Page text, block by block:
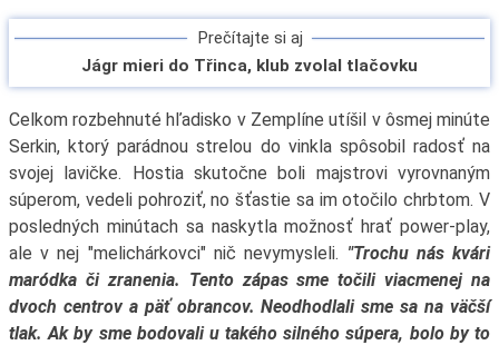
Prečítajte si aj
Jágr mieri do Třinca, klub zvolal tlačovku
Celkom rozbehnuté hľadisko v Zemplíne utíšil v ôsmej minúte
Serkin, ktorý parádnou strelou do vinkla spôsobil radosť na
svojej lavičke. Hostia skutočne boli majstrovi vyrovnaným
súperom, vedeli pohroziť, no šťastie sa im otočilo chrbtom. V
posledných minútach sa naskytla možnosť hrať power-play,
ale v nej "melichárkovci" nič nevymysleli. "Trochu nás kvári
maródka či zranenia. Tento zápas sme točili viacmenej na
dvoch centrov a päť obrancov. Neodhodlali sme sa na väčší
tlak. Ak by sme bodovali u takého silného súpera, bolo by to